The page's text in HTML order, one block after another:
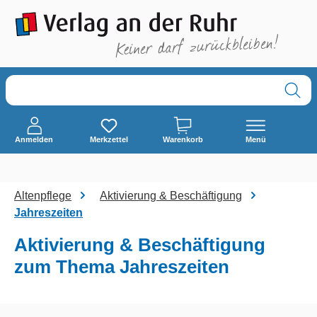
springen
Anmelden Merkzettel Warenkorb Menü
Altenpflege
Aktivierung & Beschäftigung
Jahreszeiten
Aktivierung & Beschäftigung
zum Thema Jahreszeiten